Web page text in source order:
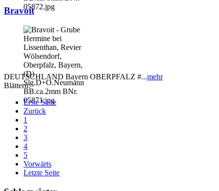
Bravoit
DEUTSCHLAND Bayern OBERPFALZ #...mehr
Blättern:
Erste Seite
Zurück
1
2
3
4
5
Vorwärts
Letzte Seite